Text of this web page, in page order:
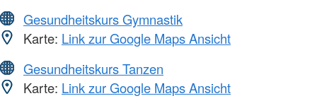
Gesundheitskurs Gymnastik
Karte: Link zur Google Maps Ansicht
Gesundheitskurs Tanzen
Karte: Link zur Google Maps Ansicht